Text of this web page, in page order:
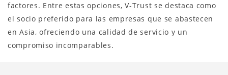
factores. Entre estas opciones, V-Trust se destaca como
el socio preferido para las empresas que se abastecen
en Asia, ofreciendo una calidad de servicio y un
compromiso incomparables.